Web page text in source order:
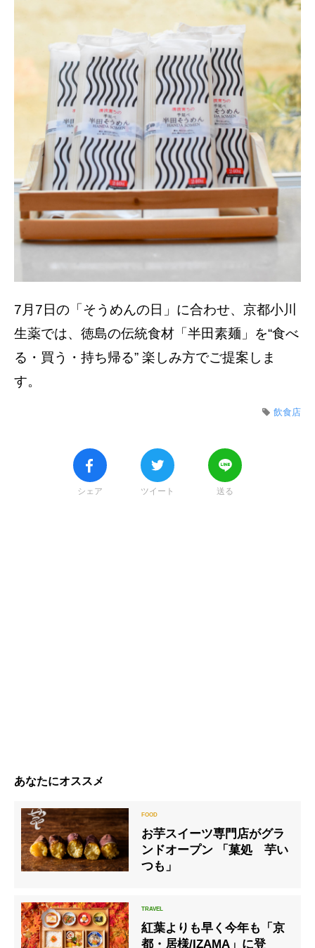
7月7日の「そうめんの日」に合わせ、京都小川
生薬では、徳島の伝統食材「半田素麺」を“食べ
る・買う・持ち帰る” 楽しみ方でご提案しま
す。
飲食店
シェア ツイート 送る
あなたにオススメ
お芋スイーツ専門店がグラ
ンドオープン 「菓処 芋い
つも」
紅葉よりも早く今年も「京
都・居様/IZAMA」に登